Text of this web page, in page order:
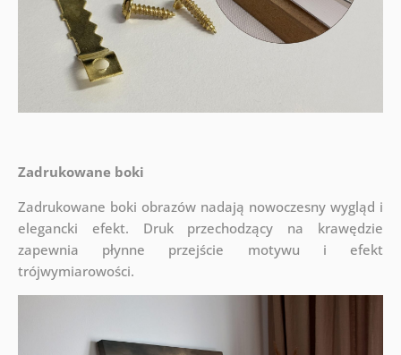
Zadrukowane boki
Zadrukowane boki obrazów nadają nowoczesny wygląd i
elegancki efekt. Druk przechodzący na krawędzie
zapewnia płynne przejście motywu i efekt
trójwymiarowości.